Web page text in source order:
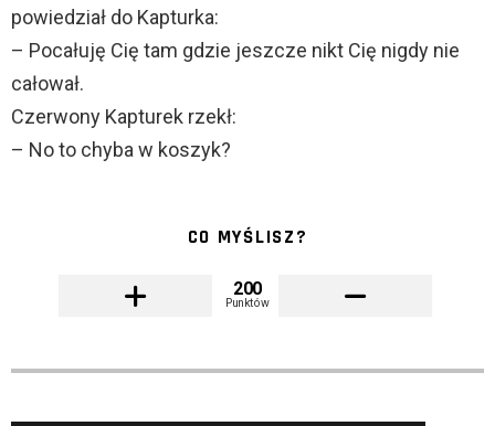
powiedział do Kapturka:
– Pocałuję Cię tam gdzie jeszcze nikt Cię nigdy nie
całował.
Czerwony Kapturek rzekł:
– No to chyba w koszyk?
CO MYŚLISZ?
200
Punktów